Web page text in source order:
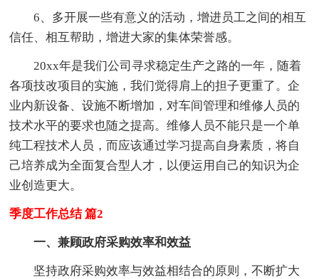
6、多开展一些有意义的活动，增进员工之间的相互
信任、相互帮助，增进大家的集体荣誉感。
20xx年是我们公司寻求稳定生产之路的一年，随着
各项技改项目的实施，我们觉得肩上的担子更重了。企
业内新设备、设施不断增加，对车间管理和维修人员的
技术水平的要求也随之提高。维修人员不能只是一个单
纯工程技术人员，而应该通过学习提高自身素质，将自
己培养成为全面复合型人才，以便运用自己的知识为企
业创造更大。
季度工作总结 篇2
一、兼顾政府采购效率和效益
坚持政府采购效率与效益相结合的原则，不断扩大